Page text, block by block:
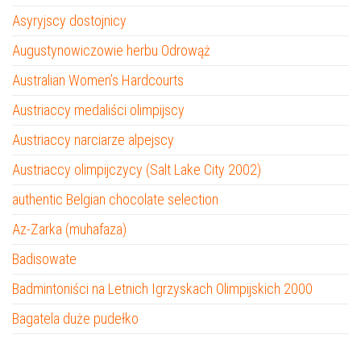
Asyryjscy dostojnicy
Augustynowiczowie herbu Odrowąż
Australian Women’s Hardcourts
Austriaccy medaliści olimpijscy
Austriaccy narciarze alpejscy
Austriaccy olimpijczycy (Salt Lake City 2002)
authentic Belgian chocolate selection
Az-Zarka (muhafaza)
Badisowate
Badmintoniści na Letnich Igrzyskach Olimpijskich 2000
Bagatela duże pudełko